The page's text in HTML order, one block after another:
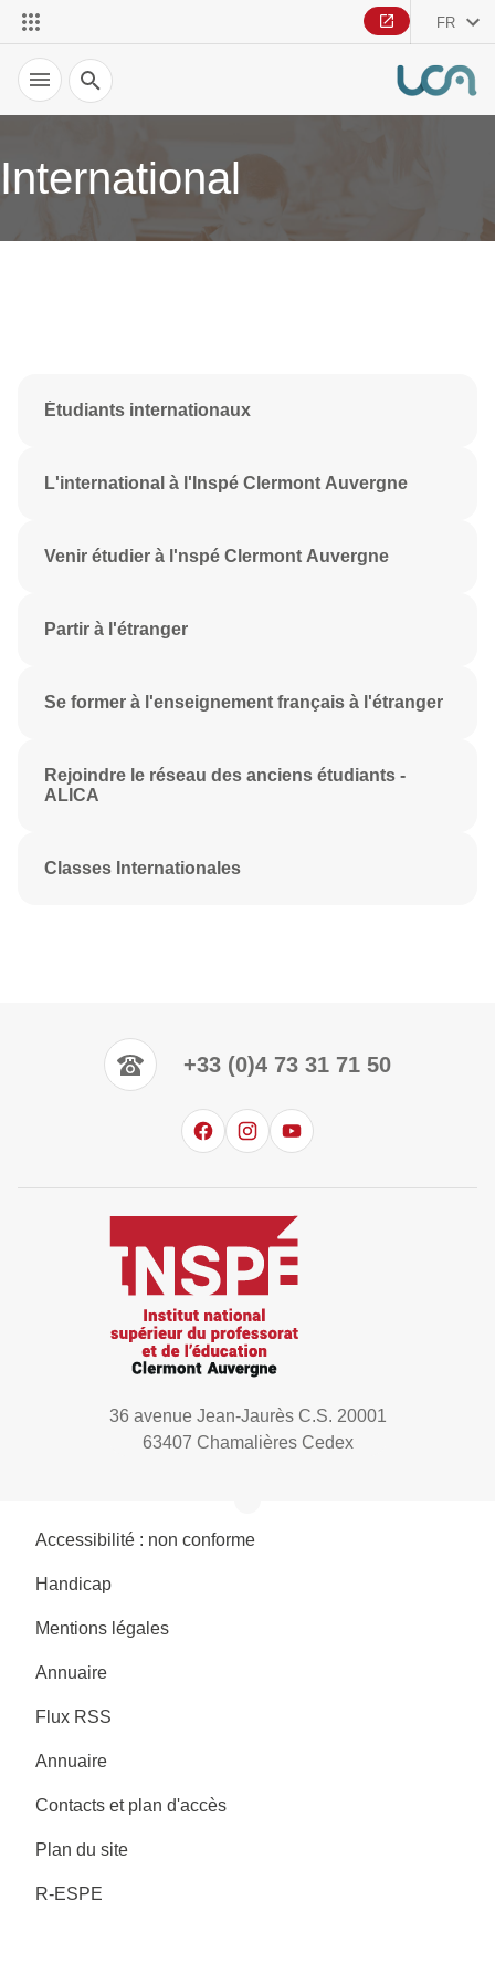
FR
Recherche
International
Étudiants internationaux
L'international à l'Inspé Clermont Auvergne
Venir étudier à l'nspé Clermont Auvergne
Partir à l'étranger
Se former à l'enseignement français à l'étranger
Rejoindre le réseau des anciens étudiants -
ALICA
Classes Internationales
+33 (0)4 73 31 71 50
36 avenue Jean-Jaurès C.S. 20001
63407 Chamalières Cedex
Accessibilité : non conforme
Handicap
Mentions légales
Annuaire
Flux RSS
Annuaire
Contacts et plan d'accès
Plan du site
R-ESPE